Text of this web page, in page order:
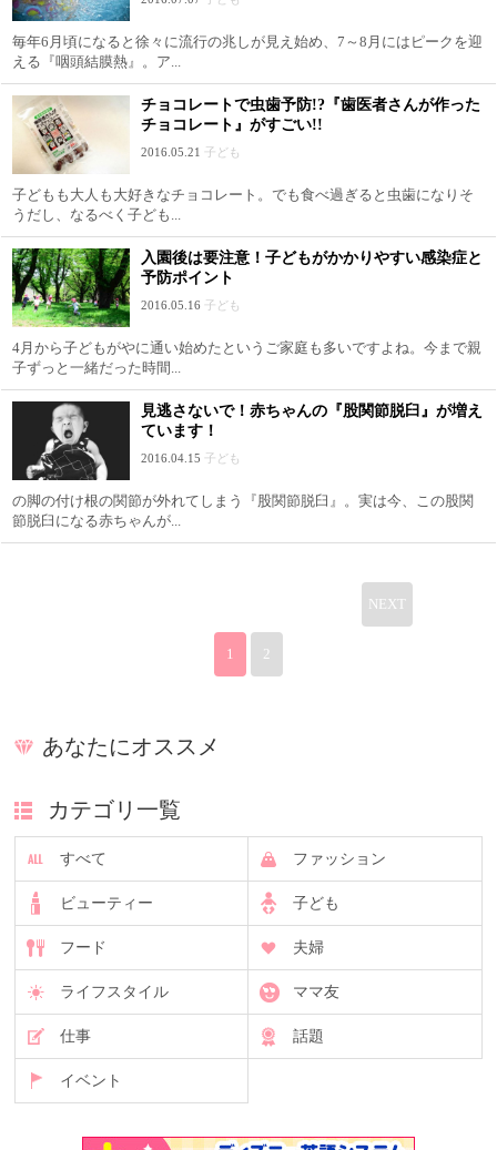
毎年6月頃になると徐々に流行の兆しが見え始め、7～8月にはピークを迎
える『咽頭結膜熱』。ア...
チョコレートで虫歯予防!?『歯医者さんが作った
チョコレート』がすごい!!
2016.05.21 子ども
子どもも大人も大好きなチョコレート。でも食べ過ぎると虫歯になりそ
うだし、なるべく子ども...
入園後は要注意！子どもがかかりやすい感染症と
予防ポイント
2016.05.16 子ども
4月から子どもがやに通い始めたというご家庭も多いですよね。今まで親
子ずっと一緒だった時間...
見逃さないで！赤ちゃんの『股関節脱臼』が増え
ています！
2016.04.15 子ども
の脚の付け根の関節が外れてしまう『股関節脱臼』。実は今、この股関
節脱臼になる赤ちゃんが...
1 2
NEXT
あなたにオススメ
カテゴリ一覧
すべて ファッション
ビューティー 子ども
フード 夫婦
ライフスタイル ママ友
仕事 話題
イベント